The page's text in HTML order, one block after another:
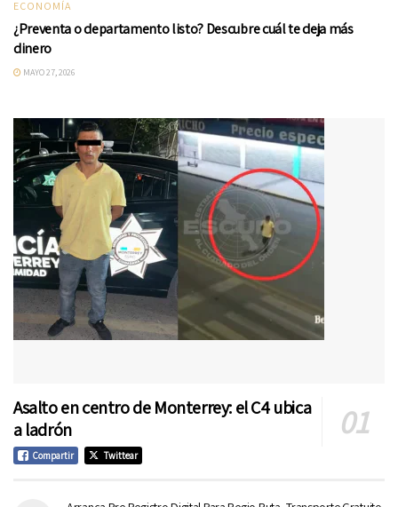
ECONOMÍA
¿Preventa o departamento listo? Descubre cuál te deja más
dinero
MAYO 27, 2026
Asalto en centro de Monterrey: el C4 ubica
a ladrón
Compartir Twittear